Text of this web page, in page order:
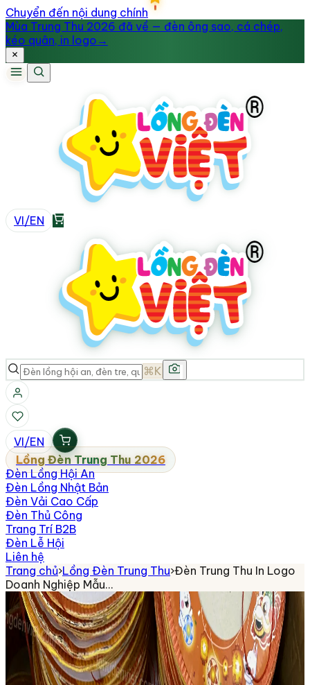
Chuyển đến nội dung chính
Mùa Trung Thu 2026 đã về — đèn ông sao, cá chép,
kéo quân, in logo →
VI/EN
⌘K
VI/EN
Lồng Đèn Trung Thu 2026
Đèn Lồng Hội An
Đèn Lồng Nhật Bản
Đèn Vải Cao Cấp
Đèn Thủ Công
Trang Trí B2B
Đèn Lễ Hội
Liên hệ
Trang chủ›Lồng Đèn Trung Thu›Đèn Trung Thu In Logo
Doanh Nghiệp Mẫu…